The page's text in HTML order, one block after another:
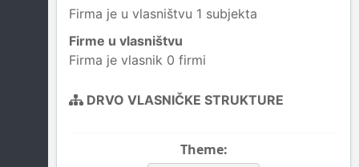
Firma je u vlasništvu 1 subjekta
Firme u vlasništvu
Firma je vlasnik 0 firmi
DRVO VLASNIČKE STRUKTURE
Theme: